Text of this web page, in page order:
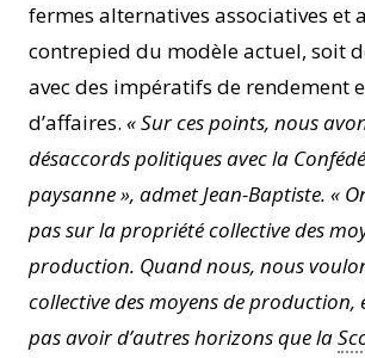
fermes alternatives associatives et
contrepied du modèle actuel, soit
avec des impératifs de rendement
d’affaires. « Sur ces points, nous
désaccords politiques avec la
paysanne », admet Jean-Baptiste. «
pas sur la propriété collective des
production. Quand nous, nous
collective des moyens de production,
pas avoir d’autres horizons que la